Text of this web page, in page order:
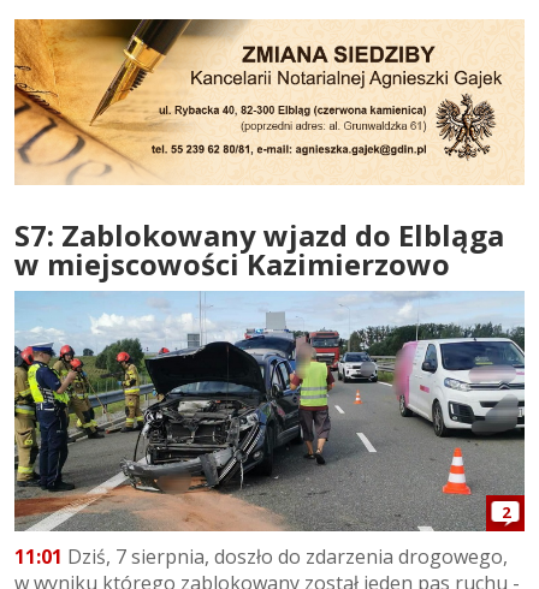
S7: Zablokowany wjazd do Elbląga
w miejscowości Kazimierzowo
2
11:01 Dziś, 7 sierpnia, doszło do zdarzenia drogowego,
w wyniku którego zablokowany został jeden pas ruchu -